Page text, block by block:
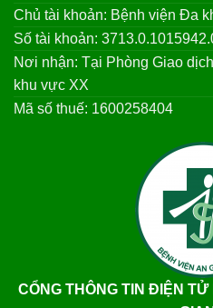
Chủ tài khoản: Bệnh viện Đa
Số tài khoản:
Nơi nhận: Tại Phòng Giao
khu vực XX
Mã số thuế: 1600258404
CỔNG THÔNG TIN ĐIỆN